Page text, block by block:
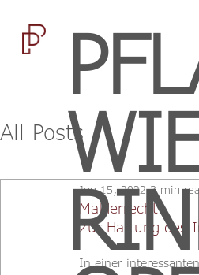
All Posts
Maklerrecht
Jun 15, 2022 3 min
Zur Haftung des
In einer